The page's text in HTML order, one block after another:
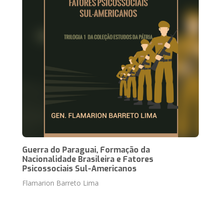
Guerra do Paraguai, Formação da
Nacionalidade Brasileira e Fatores
Psicossociais Sul-Americanos
Flamarion Barreto Lima